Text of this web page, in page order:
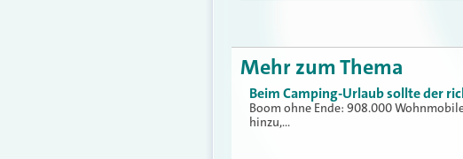
Mehr zum Thema
Beim Camping-Urlaub sollte der
Boom ohne Ende: 908.000
hinzu,…